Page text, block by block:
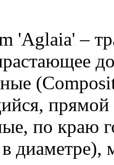
'Aglaia' –
прямой
по краю
диаметре),